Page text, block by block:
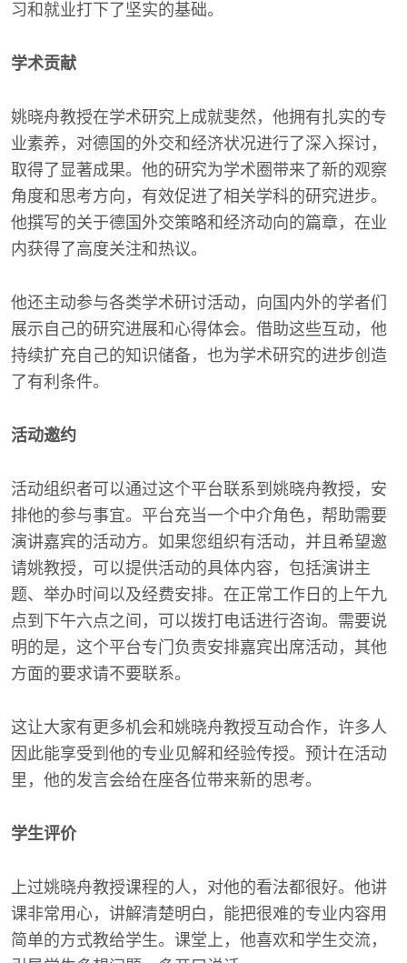
习和就业打下了坚实的基础。
学术贡献
姚晓舟教授在学术研究上成就斐然，他拥有扎实的专
业素养，对德国的外交和经济状况进行了深入探讨，
取得了显著成果。他的研究为学术圈带来了新的观察
角度和思考方向，有效促进了相关学科的研究进步。
他撰写的关于德国外交策略和经济动向的篇章，在业
内获得了高度关注和热议。
他还主动参与各类学术研讨活动，向国内外的学者们
展示自己的研究进展和心得体会。借助这些互动，他
持续扩充自己的知识储备，也为学术研究的进步创造
了有利条件。
活动邀约
活动组织者可以通过这个平台联系到姚晓舟教授，安
排他的参与事宜。平台充当一个中介角色，帮助需要
演讲嘉宾的活动方。如果您组织有活动，并且希望邀
请姚教授，可以提供活动的具体内容，包括演讲主
题、举办时间以及经费安排。在正常工作日的上午九
点到下午六点之间，可以拨打电话进行咨询。需要说
明的是，这个平台专门负责安排嘉宾出席活动，其他
方面的要求请不要联系。
这让大家有更多机会和姚晓舟教授互动合作，许多人
因此能享受到他的专业见解和经验传授。预计在活动
里，他的发言会给在座各位带来新的思考。
学生评价
上过姚晓舟教授课程的人，对他的看法都很好。他讲
课非常用心，讲解清楚明白，能把很难的专业内容用
简单的方式教给学生。课堂上，他喜欢和学生交流，